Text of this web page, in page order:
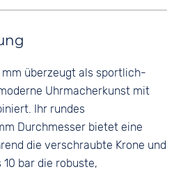
mm überzeugt als sportlich-
Uhrmacherkunst mit
Ihr rundes
Durchmesser bietet eine
die verschraubte Krone und
10 bar die robuste,